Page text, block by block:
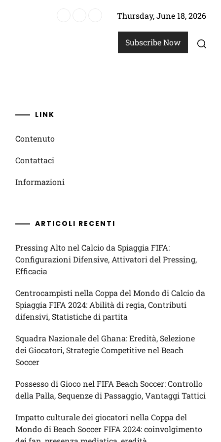
2024: Abilità di regia, Contributi difensivi, Statistiche di partita
Thursday, June 18, 2026
Subscribe Now
LINK
Contenuto
Contattaci
Informazioni
ARTICOLI RECENTI
Pressing Alto nel Calcio da Spiaggia FIFA:
Configurazioni Difensive, Attivatori del Pressing,
Efficacia
Centrocampisti nella Coppa del Mondo di Calcio da
Spiaggia FIFA 2024: Abilità di regia, Contributi
difensivi, Statistiche di partita
Squadra Nazionale del Ghana: Eredità, Selezione
dei Giocatori, Strategie Competitive nel Beach
Soccer
Possesso di Gioco nel FIFA Beach Soccer: Controllo
della Palla, Sequenze di Passaggio, Vantaggi Tattici
Impatto culturale dei giocatori nella Coppa del
Mondo di Beach Soccer FIFA 2024: coinvolgimento